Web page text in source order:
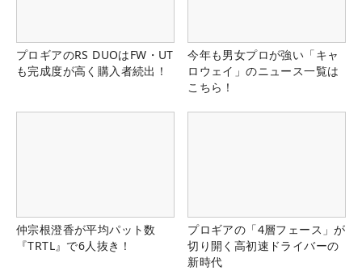
プロギアのRS DUOはFW・UT
も完成度が高く購入者続出！
今年も男女プロが強い「キャ
ロウェイ」のニュース一覧は
こちら！
仲宗根澄香が平均パット数
『TRTL』で6人抜き！
プロギアの「4層フェース」が
切り開く高初速ドライバーの
新時代